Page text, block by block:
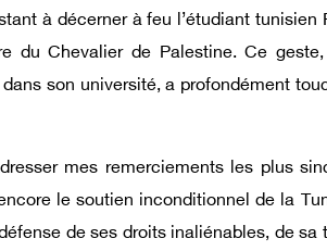
à décerner à feu l’étudiant tunisien
du Chevalier de Palestine. Ce
son université, a profondément
mes remerciements les plus
le soutien inconditionnel de la
de ses droits inaliénables, de sa